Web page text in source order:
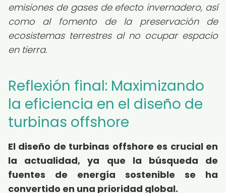
emisiones de gases de efecto invernadero, así
como al fomento de la preservación de
ecosistemas terrestres al no ocupar espacio
en tierra.
Reflexión final: Maximizando
la eficiencia en el diseño de
turbinas offshore
El diseño de turbinas offshore es crucial en
la actualidad, ya que la búsqueda de
fuentes de energía sostenible se ha
convertido en una prioridad global.